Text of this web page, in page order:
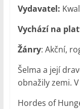
Vydavatel:
Vychází na
Žánry: Akční,
Šelma a její
obnažily zemi.
Hordes of